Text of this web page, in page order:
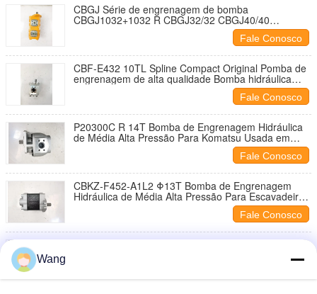
CBGJ Série de engrenagem de bomba
CBGJ1032+1032 R CBGJ32/32 CBGJ40/40
CBGJ50/50 CBGJ63/63 etc Compacta original
hidráulica engrenagem de bomba para máquinas de
engenharia
Fale Conosco
CBF-E432 10TL Spline Compact Original Pomba de
engrenagem de alta qualidade Bomba hidráulica
Fale Conosco
P20300C R 14T Bomba de Engrenagem Hidráulica
de Média Alta Pressão Para Komatsu Usada em
Escavadeira, Carregadeira, Perfuratriz, Guindaste
Fale Conosco
CBKZ-F452-A1L2 Φ13T Bomba de Engrenagem
Hidráulica de Média Alta Pressão Para Escavadeira,
Carregadeira, Perfuratriz, Guindaste
Fale Conosco
Wang